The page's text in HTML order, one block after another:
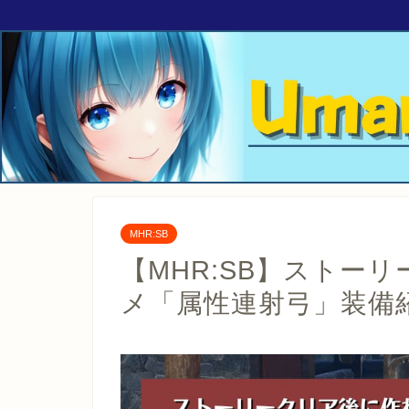
MHR:SB
【MHR:SB】ストー
メ「属性連射弓」装備